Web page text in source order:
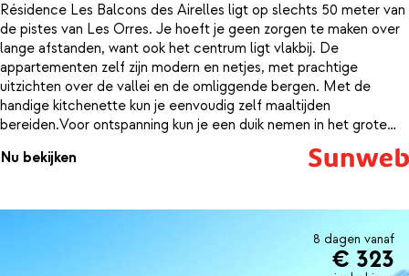
Résidence Les Balcons des Airelles ligt op slechts 50 meter van
de pistes van Les Orres. Je hoeft je geen zorgen te maken over
lange afstanden, want ook het centrum ligt vlakbij. De
appartementen zelf zijn modern en netjes, met prachtige
uitzichten over de vallei en de omliggende bergen. Met de
handige kitchenette kun je eenvoudig zelf maaltijden
bereiden.Voor ontspanning kun je een duik nemen in het grote
overdekte zwembad van het hotel. Résidence Les Balcons des
Airelles is de perfecte keuze als je op zoek bent naar een netjes
Nu bekijken
8 dagen vanaf
€ 323